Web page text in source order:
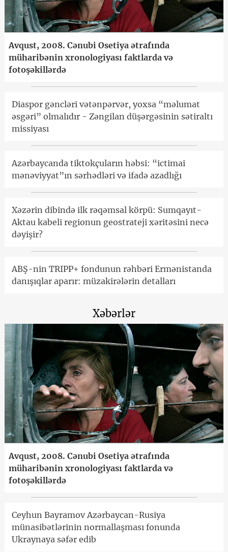
Avqust, 2008. Cənubi Osetiya ətrafında
müharibənin xronologiyası faktlarda və
fotoşəkillərdə
Diaspor gəncləri vətənpərvər, yoxsa “məlumat
əsgəri” olmalıdır - Zəngilan düşərgəsinin sətiraltı
missiyası
Azərbaycanda tiktokçuların həbsi: “ictimai
mənəviyyat”ın sərhədləri və ifadə azadlığı
Xəzərin dibində ilk rəqəmsal körpü: Sumqayıt-
Aktau kabeli regionun geostrateji xəritəsini necə
dəyişir?
ABŞ-nin TRIPP+ fondunun rəhbəri Ermənistanda
danışıqlar aparır: müzakirələrin detalları
Xəbərlər
Avqust, 2008. Cənubi Osetiya ətrafında
müharibənin xronologiyası faktlarda və
fotoşəkillərdə
Ceyhun Bayramov Azərbaycan-Rusiya
münasibətlərinin normallaşması fonunda
Ukraynaya səfər edib